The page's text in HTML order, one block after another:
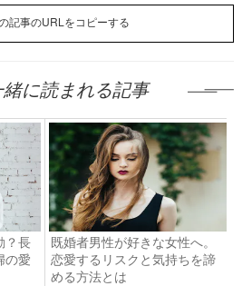
記事のURLをコピーする
緒に読まれる記事
？長
の愛
既婚者男性が好きな女性へ。
恋愛するリスクと気持ちを諦
める方法とは